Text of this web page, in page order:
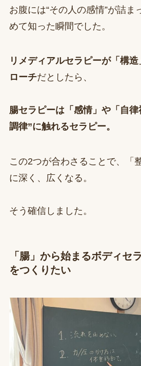
お腹には“その人の感情”が詰ま
めて知った瞬間でした。
リメディアルセラピーが「構
ローチだとしたら、
腸セラピーは「感情」や「自
調律”に触れるセラピー。
この2つが合わさることで、「
に深く、広くなる。
そう確信しました。
「腸」から始まるボディセ
をつくりたい